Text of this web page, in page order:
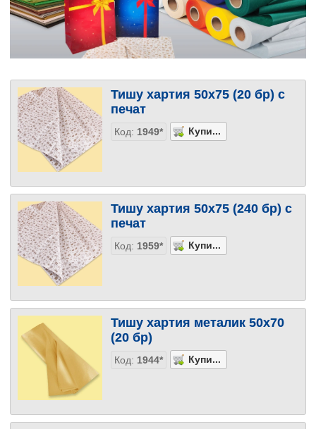
Тишу хартия 50х75 (20 бр) с
печат
Код: 1949*
Тишу хартия 50х75 (240 бр) с
печат
Код: 1959*
Тишу хартия металик 50х70
(20 бр)
Код: 1944*